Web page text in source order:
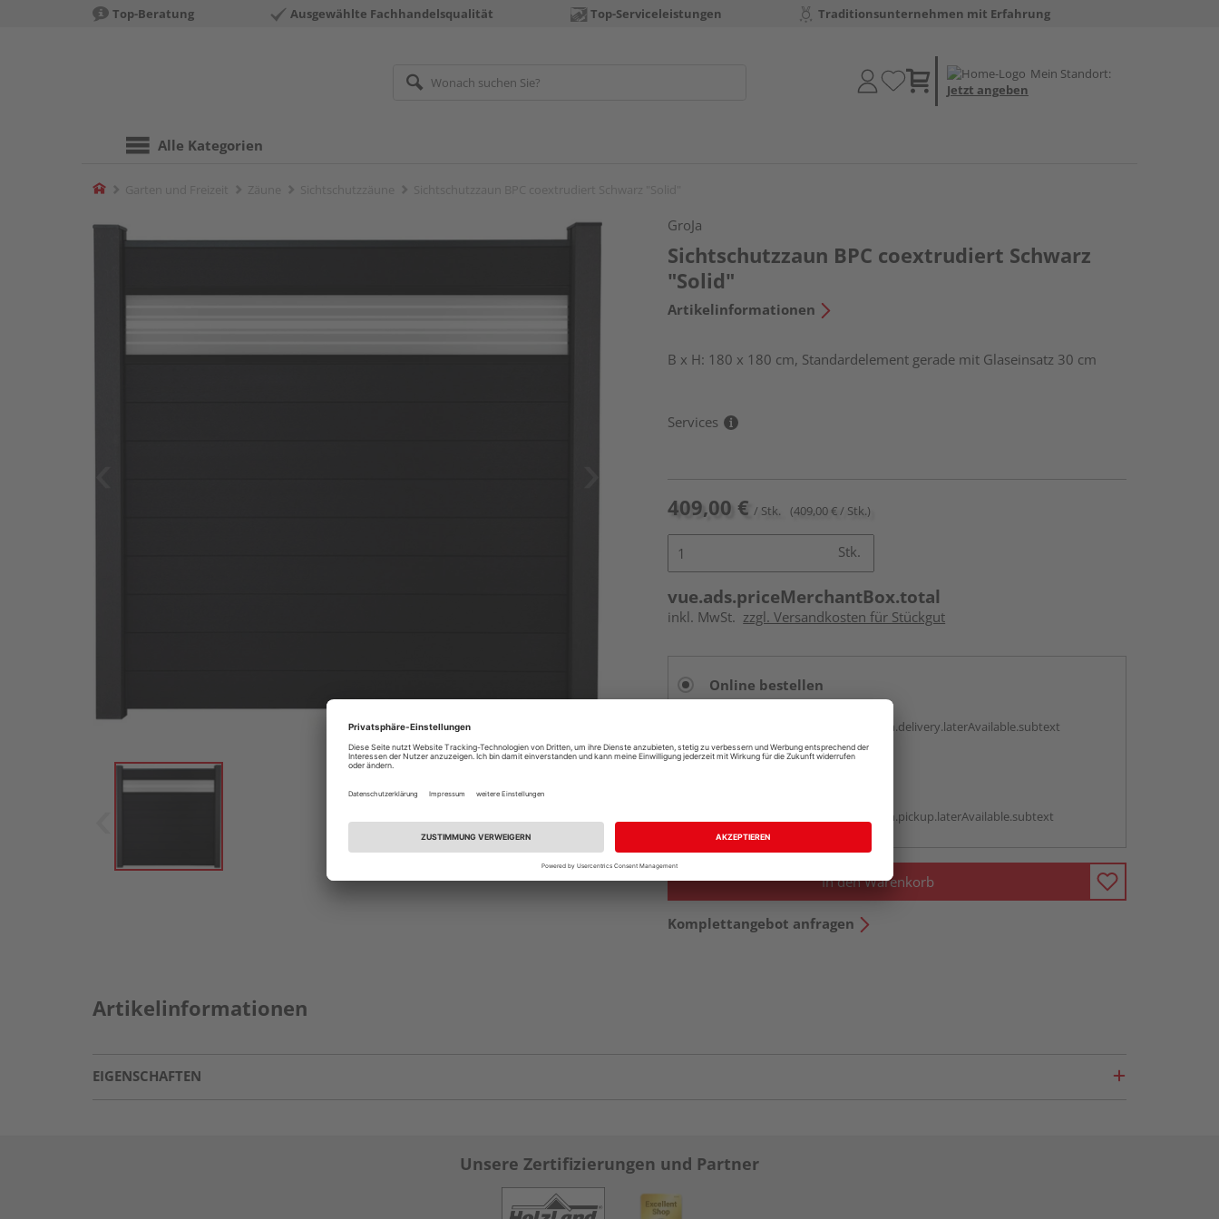
Top-Beratung Ausgewählte Fachhandelsqualität Top-Serviceleistungen Traditionsunternehmen mit Erfahrung
Mein Standort:
Jetzt angeben
Alle Kategorien
Home
GroJa
Sichtschutzzaun BPC coextrudiert Schwarz
"Solid"
Artikelinformationen
B x H: 180 x 180 cm, Standardelement gerade mit Glaseinsatz 30 cm
Services
409,00 € / Stk. (409,00 € / Stk.)
Stk.
vue.ads.priceMerchantBox.total
inkl. MwSt. zzgl. Versandkosten für Stückgut
Online bestellen
vue.ads.priceMerchantBox.option.delivery.laterAvailable.subtext
vue.ads.priceMerchantBox.option.pickup.laterAvailable.subtext
In den Warenkorb
Komplettangebot anfragen
Artikelinformationen
EIGENSCHAFTEN
Unsere Zertifizierungen und Partner